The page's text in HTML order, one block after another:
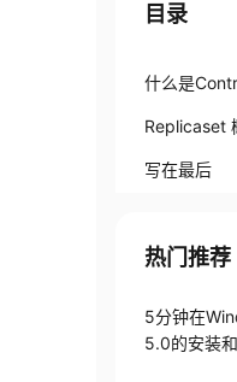
目录
什么是
Replicaset
写在最后
热门推荐
5分钟在
5.0的安装